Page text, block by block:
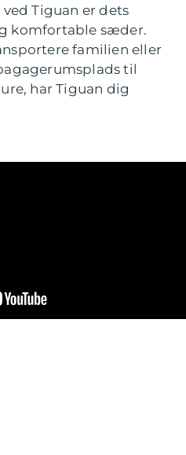
Tiguan er dets
komfortable sæder.
familien eller
til
har Tiguan dig